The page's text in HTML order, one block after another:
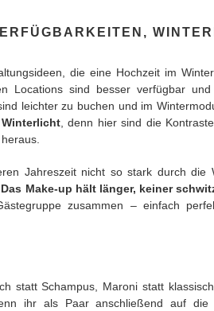
die eine Hochzeit im
Locations sind besser verfügbar
leichter zu buchen und im
, denn hier sind die
Jahreszeit nicht so stark durch die
Das Make-up hält länger, keiner
zusammen – einfach
statt Schampus, Maroni statt
ihr als Paar anschließend auf die